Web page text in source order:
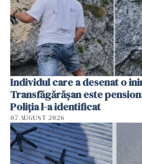
Individul care a desenat o
Transfăgărășan este
Poliția l-a identificat
07 AUGUST 2026